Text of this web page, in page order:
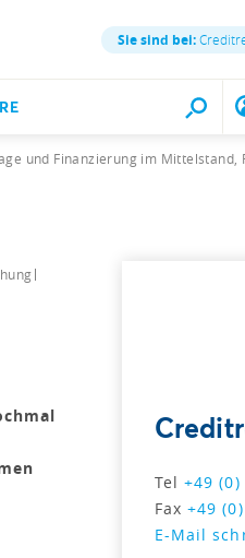
Sie sind bei:
und Finanzierung im Mittelstand,
Tel+49
Fax+49
E-Mail